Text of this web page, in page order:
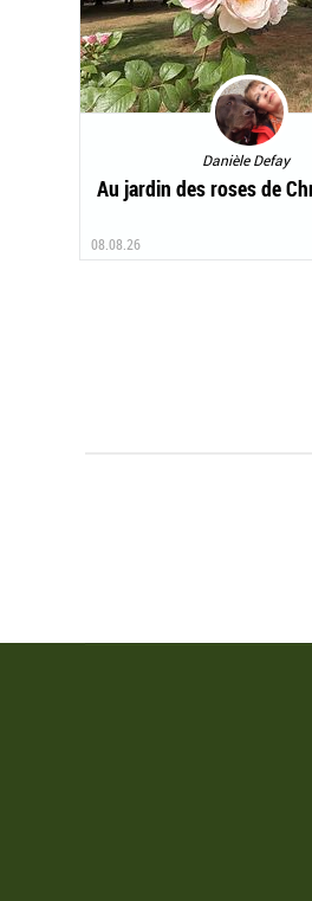
Danièle Defay
Au jardin des roses de
08.08.26